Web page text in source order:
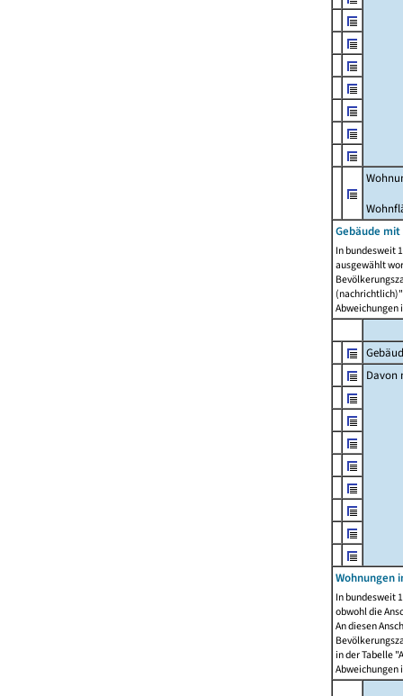
Gebäude
In bundesweit
ausgewählt
Abweichungen
Davon
Wohnungen
In bundesweit
obwohl die
An diesen
in der Tabelle
Abweichungen